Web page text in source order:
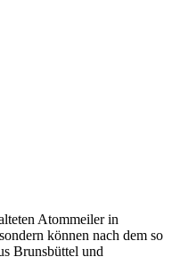
Atommeiler in
können nach dem so
Brunsbüttel und